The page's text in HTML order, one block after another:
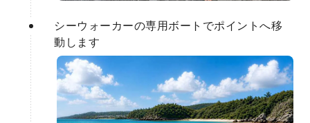
シーウォーカーの専用ボートでポイントへ移
動します